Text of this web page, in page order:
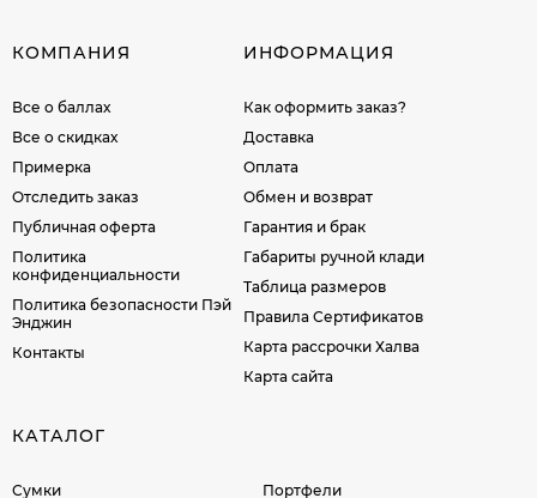
КОМПАНИЯ
Все о баллах
Все о скидках
Примерка
Отследить заказ
Публичная оферта
Политика
конфиденциальности
Политика безопасности Пэй
Энджин
Контакты
ИНФОРМАЦИЯ
Как оформить заказ?
Доставка
Оплата
Обмен и возврат
Гарантия и брак
Габариты ручной клади
Таблица размеров
Правила Сертификатов
Карта рассрочки Халва
Карта сайта
КАТАЛОГ
Сумки Портфели